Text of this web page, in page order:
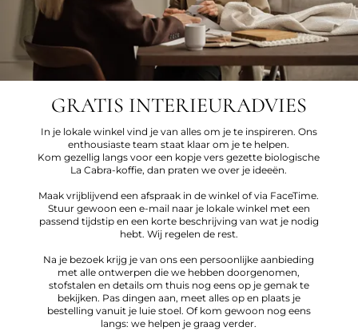
GRATIS INTERIEURADVIES
In je lokale winkel vind je van alles om je te inspireren. Ons
enthousiaste team staat klaar om je te helpen.
Kom gezellig langs voor een kopje vers gezette biologische
La Cabra-koffie, dan praten we over je ideeën.
Maak vrijblijvend een afspraak in de winkel of via FaceTime.
Stuur gewoon een e-mail naar je lokale winkel met een
passend tijdstip en een korte beschrijving van wat je nodig
hebt. Wij regelen de rest.
Na je bezoek krijg je van ons een persoonlijke aanbieding
met alle ontwerpen die we hebben doorgenomen,
stofstalen en details om thuis nog eens op je gemak te
bekijken. Pas dingen aan, meet alles op en plaats je
bestelling vanuit je luie stoel. Of kom gewoon nog eens
langs: we helpen je graag verder.